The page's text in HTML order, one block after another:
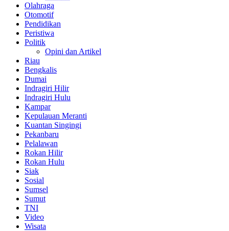
Olahraga
Otomotif
Pendidikan
Peristiwa
Politik
Opini dan Artikel
Riau
Bengkalis
Dumai
Indragiri Hilir
Indragiri Hulu
Kampar
Kepulauan Meranti
Kuantan Singingi
Pekanbaru
Pelalawan
Rokan Hilir
Rokan Hulu
Siak
Sosial
Sumsel
Sumut
TNI
Video
Wisata